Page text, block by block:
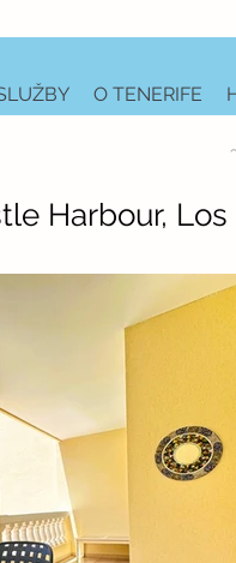
O TENERIFE
Harbour,